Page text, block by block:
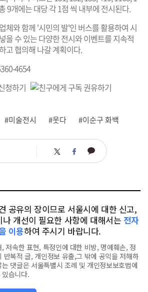
9개에는 대당 각 1점 씩 내부에 전시된다.
체와 함께 '시민의 발'인 버스를 활용하여 시
을 수 있는 다양한 전시와 이벤트를 지속적
고 협의해 나갈 계획이다.
4654
#미술전시 #웃다 #이순구 화백
트 페 카
공유의 장이므로 서울시에 대한 신고,
개선이 필요한 사항에 대해서는 전자
이용하여 주시기 바랍니다.
저속한 표현, 특정인에 대한 비방, 명예훼손, 정
반복적 글, 개인정보 유출,그 밖에 공익을 저해하
댓글은 서울특별시 조례 및 개인정보보호법에
습니다.